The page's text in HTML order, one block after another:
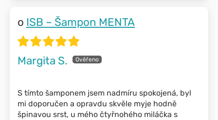
ISB – Šampon MENTA
Margita S.
S tímto šamponem jsem nadmíru spokojená, byl
mi doporučen a opravdu skvěle myje hodně
špinavou srst, u mého čtyřnohého miláčka s